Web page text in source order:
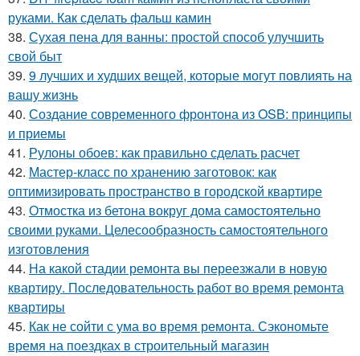
руками. Как сделать фальш камин
38. Сухая пена для ванны: простой способ улучшить
свой быт
39. 9 лучших и худших вещей, которые могут повлиять на
вашу жизнь
40. Создание современного фронтона из OSB: принципы
и приемы
41. Рулоны обоев: как правильно сделать расчет
42. Мастер-класс по хранению заготовок: как
оптимизировать пространство в городской квартире
43. Отмостка из бетона вокруг дома самостоятельно
своими руками. Целесообразность самостоятельного
изготовления
44. На какой стадии ремонта вы переезжали в новую
квартиру. Последовательность работ во время ремонта
квартиры
45. Как не сойти с ума во время ремонта. Сэкономьте
время на поездках в строительный магазин